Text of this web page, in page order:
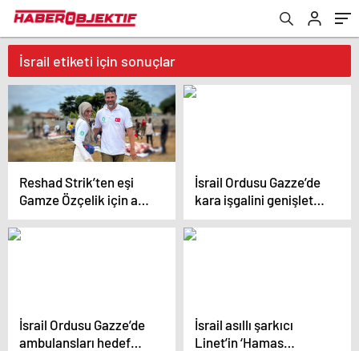
İsrail etiketi için sonuçlar
Reshad Strik’ten eşi
Gamze Özçelik için aşk
dolu sözler! “Benim
cennetim…”
İsrail Ordusu Gazze’de
kara işgalini genişletti!
Refah kentine
operasyon
İsrail Ordusu Gazze’de
ambulansları hedef
İsrail asıllı şarkıcı
Linet’in ‘Hamas